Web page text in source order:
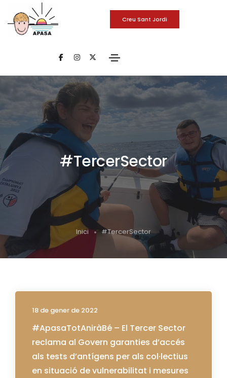
Creu Sant Jordi
#TercerSector
Inici #TercerSector
18 de gener de 2022
#ApasaTotAniràBé – El Tercer Sector
reclama al Govern garanties d’accés
als tests d’antígens per als col·lectius
en situació de vulnerabilitat i mesures